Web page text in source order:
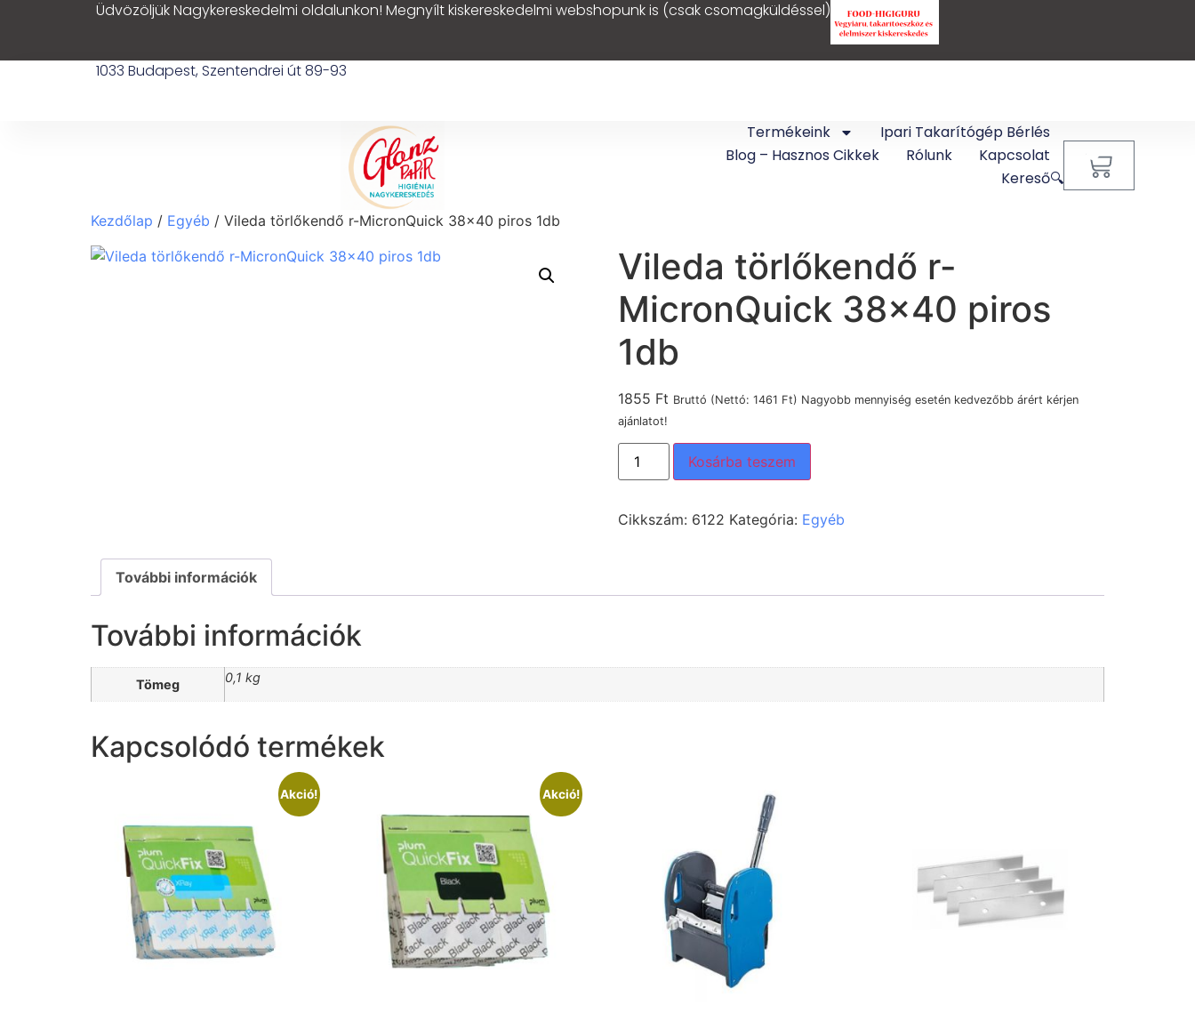
Üdvözöljük Nagykereskedelmi oldalunkon! Megnyílt kiskereskedelmi webshopunk is (csak csomagküldéssel)
1033 Budapest, Szentendrei út 89-93
Termékeink
Ipari Takarítógép Bérlés
Blog – Hasznos Cikkek
Rólunk
Kapcsolat
Kereső🔍
Kezdőlap / Egyéb / Vileda törlőkendő r-MicronQuick 38×40 piros 1db
Vileda törlőkendő r-
MicronQuick 38×40 piros
1db
1855 Ft Bruttó (Nettó: 1461 Ft) Nagyobb mennyiség esetén kedvezőbb árért kérjen
ajánlatot!
Kosárba teszem
Cikkszám: 6122 Kategória: Egyéb
További információk
További információk
Tömeg 0,1 kg
Kapcsolódó termékek
Akció! Akció!